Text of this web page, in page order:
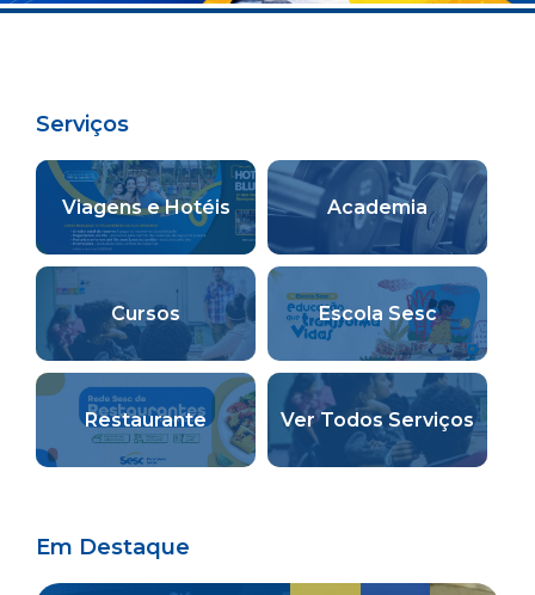
Serviços
Viagens e Hotéis Academia
Cursos Escola Sesc
Restaurante Ver Todos Serviços
Em Destaque